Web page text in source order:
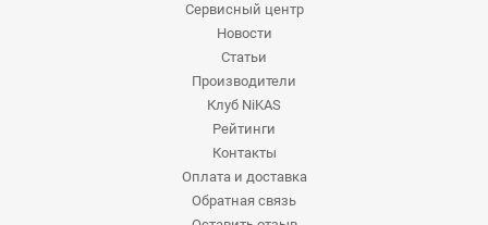
Сервисный центр
Новости
Статьи
Производители
Клуб NiKAS
Рейтинги
Контакты
Оплата и доставка
Обратная связь